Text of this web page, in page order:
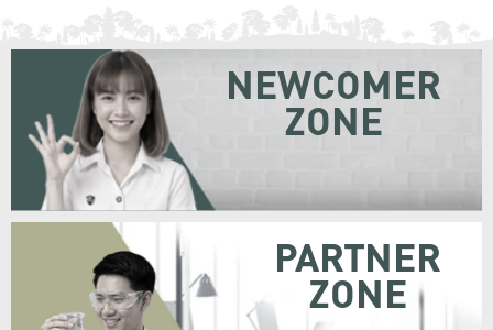
NEWCOMER
ZONE
PARTNER
ZONE